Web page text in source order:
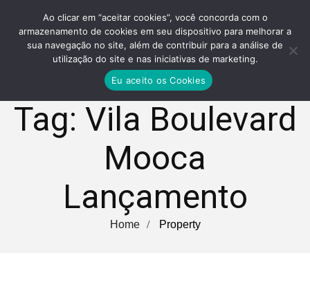
Tag: Vila Boulevard
Mooca
Lançamento
Home Property
Ao clicar em “aceitar cookies”, você concorda com o
armazenamento de cookies em seu dispositivo para melhorar a
sua navegação no site, além de contribuir para a análise de
utilização do site e nas iniciativas de marketing.
Eu aceito os Cookies